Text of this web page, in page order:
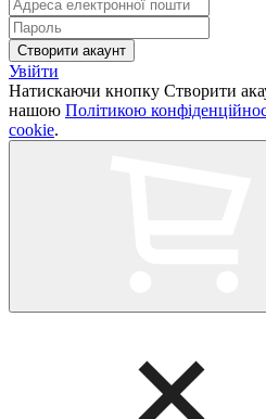
Увійти
Натискаючи кнопку Створити
нашою Політикою
cookie.